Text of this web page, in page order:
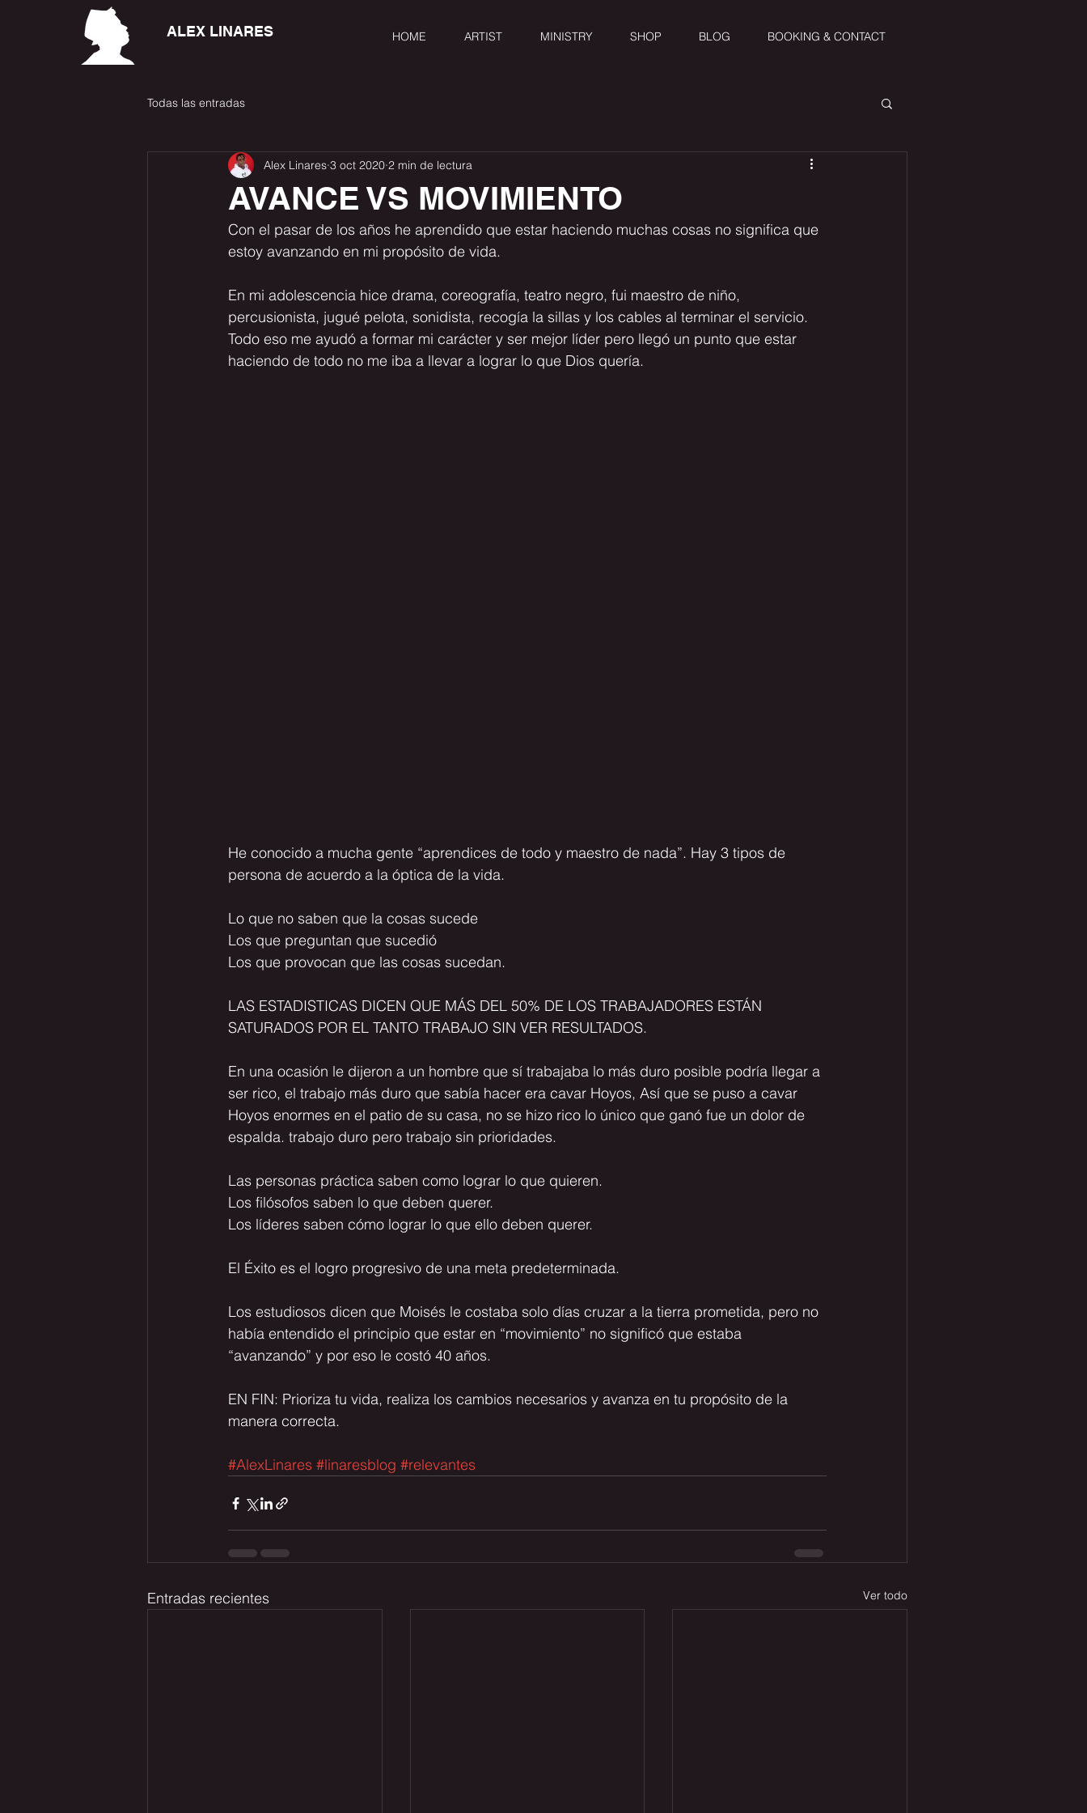
ALEX LINARES HOME ARTIST MINISTRY SHOP BLOG BOOKING & CONTACT
Todas las entradas
AVANCE VS MOVIMIENTO
Alex Linares 3 oct 2020 2 min de lectura
Con el pasar de los años he aprendido que estar haciendo muchas cosas no significa que
estoy avanzando en mi propósito de vida.
En mi adolescencia hice drama, coreografía, teatro negro, fui maestro de niño,
percusionista, jugué pelota, sonidista, recogía la sillas y los cables al terminar el servicio.
Todo eso me ayudó a formar mi carácter y ser mejor líder pero llegó un punto que estar
haciendo de todo no me iba a llevar a lograr lo que Dios quería.
He conocido a mucha gente “aprendices de todo y maestro de nada”. Hay 3 tipos de
persona de acuerdo a la óptica de la vida.
Lo que no saben que la cosas sucede
Los que preguntan que sucedió
Los que provocan que las cosas sucedan.
LAS ESTADISTICAS DICEN QUE MÁS DEL 50% DE LOS TRABAJADORES ESTÁN
SATURADOS POR EL TANTO TRABAJO SIN VER RESULTADOS.
En una ocasión le dijeron a un hombre que sí trabajaba lo más duro posible podría llegar a
ser rico, el trabajo más duro que sabía hacer era cavar Hoyos, Así que se puso a cavar
Hoyos enormes en el patio de su casa, no se hizo rico lo único que ganó fue un dolor de
espalda. trabajo duro pero trabajo sin prioridades.
Las personas práctica saben como lograr lo que quieren.
Los filósofos saben lo que deben querer.
Los líderes saben cómo lograr lo que ello deben querer.
El Éxito es el logro progresivo de una meta predeterminada.
Los estudiosos dicen que Moisés le costaba solo días cruzar a la tierra prometida, pero no
había entendido el principio que estar en “movimiento” no significó que estaba
“avanzando” y por eso le costó 40 años.
EN FIN: Prioriza tu vida, realiza los cambios necesarios y avanza en tu propósito de la
manera correcta.
#AlexLinares #linaresblog #relevantes
Entradas recientes Ver todo